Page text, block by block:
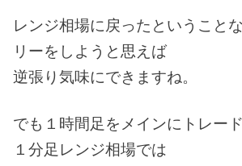
レンジ相場に戻ったということ
リーをしようと思えば
逆張り気味にできますね。
でも１時間足をメインにトレー
１分足レンジ相場では